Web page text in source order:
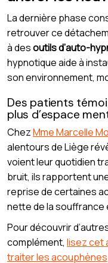
La dernière phase
retrouver ce
à desoutils d’auto-
hypnotique aide à
son environnement,
Des patients
plus d’espace
ChezMme Marcelle
alentours de Liège
voient leur quotidien
bruit, ils rapportent
reprise de certaines
nette de la souffrance
Pour découvrir
complément, lisez cet
traiter les acouphènes